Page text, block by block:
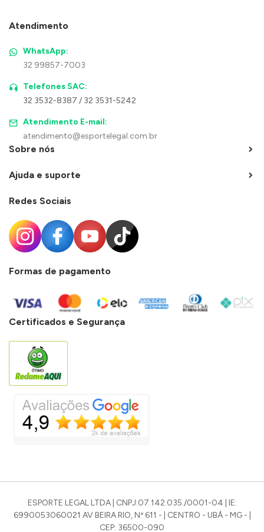
Atendimento
WhatsApp:
32 99857-7003
Telefones SAC:
32 3532-8387 / 32 3531-5242
Atendimento E-mail:
atendimento@esportelegal.com.br
Sobre nós
Ajuda e suporte
Redes Sociais
Formas de pagamento
Certificados e Segurança
ESPORTE LEGAL LTDA | CNPJ:07.142.035./0001-04 | IE:
6990053060021 AV BEIRA RIO, Nº 611 - | CENTRO - UBÁ - MG - |
CEP: 36500-090